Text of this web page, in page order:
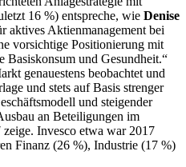
16 %) entspreche, wie Denise
aktives Aktienmanagement bei
vorsichtige Positionierung mit
Basiskonsum und Gesundheit.“
genauestens beobachtet und
und stets auf Basis strenger
und steigender
an Beteiligungen im
Invesco etwa war 2017
Finanz (26 %), Industrie (17 %)